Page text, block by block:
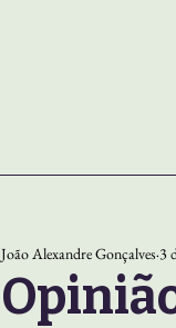
João Alexandre Gonçalves 3